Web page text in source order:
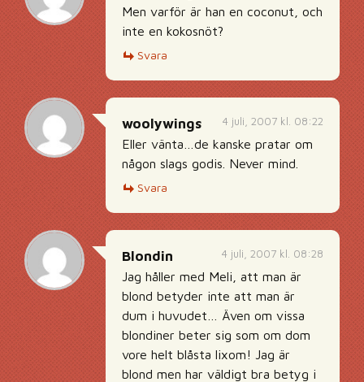
Men varför är han en coconut, och
inte en kokosnöt?
Svara
4 juli, 2007 kl. 08:22
woolywings
Eller vänta…de kanske pratar om
någon slags godis. Never mind.
Svara
4 juli, 2007 kl. 08:28
Blondin
Jag håller med Meli, att man är
blond betyder inte att man är
dum i huvudet… Även om vissa
blondiner beter sig som om dom
vore helt blåsta lixom! Jag är
blond men har väldigt bra betyg i